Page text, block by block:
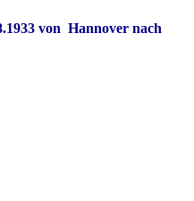
von Hannover nach